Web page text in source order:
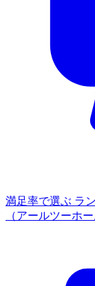
満足率で選ぶ ラ
（アールツーホー